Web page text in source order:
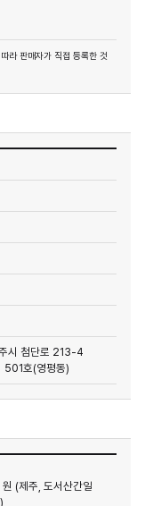
라 판매자가 직접 등록한 것
시 첨단로 213-4
501호(영평동)
(제주, 도서산간일